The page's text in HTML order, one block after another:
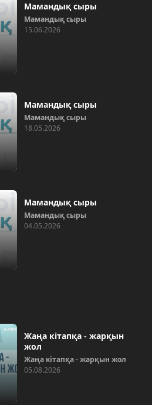
Мамандық сыры
Мамандық сыры
15.06.2026
Мамандық сыры
Мамандық сыры
18.05.2026
Мамандық сыры
Мамандық сыры
04.05.2026
Жаңа кітапқа - жарқын
жол
Жаңа кітапқа - жарқын жол
05.08.2026